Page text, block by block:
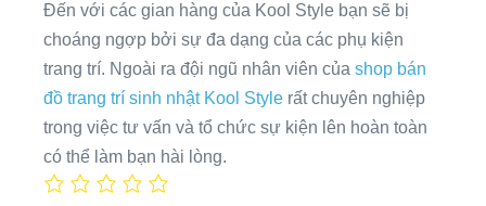
Đến với các gian hàng của Kool Style bạn sẽ bị
choáng ngợp bởi sự đa dạng của các phụ kiện
trang trí. Ngoài ra đội ngũ nhân viên của shop bán
đồ trang trí sinh nhật Kool Style rất chuyên nghiệp
trong việc tư vấn và tổ chức sự kiện lên hoàn toàn
có thể làm bạn hài lòng.